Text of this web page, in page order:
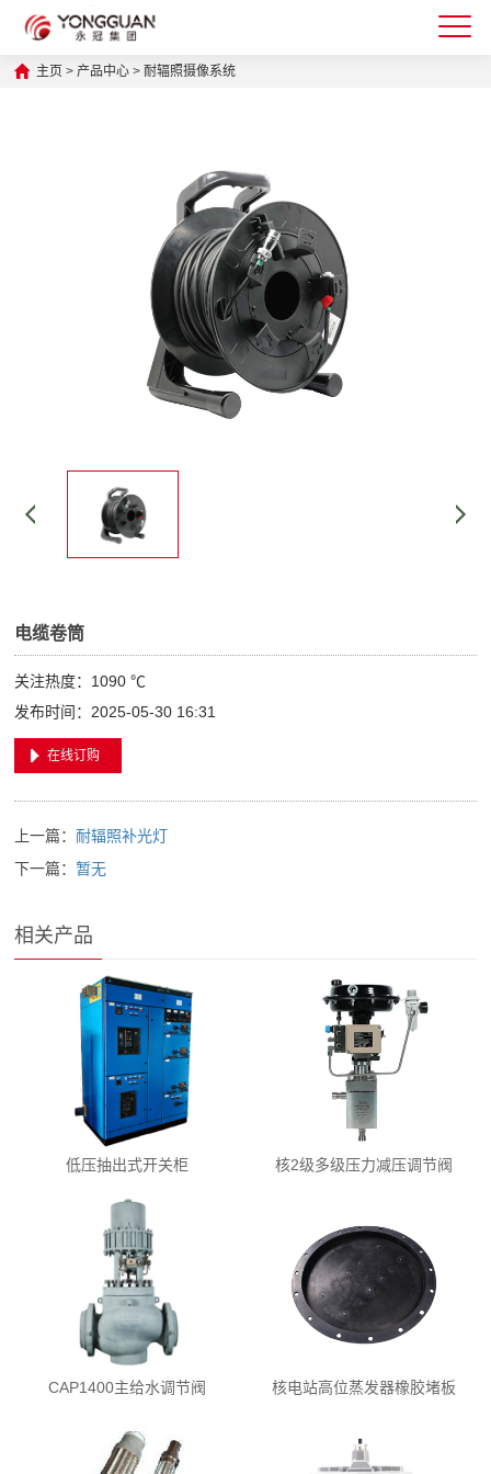
主页 >产品中心 > 耐辐照摄像系统
电缆卷筒
关注热度： 1090 ℃
发布时间：2025-05-30 16:31
在线订购
上一篇：耐辐照补光灯
下一篇：暂无
相关产品
低压抽出式开关柜 核2级多级压力减压调节阀
CAP1400主给水调节阀 核电站高位蒸发器橡胶堵板